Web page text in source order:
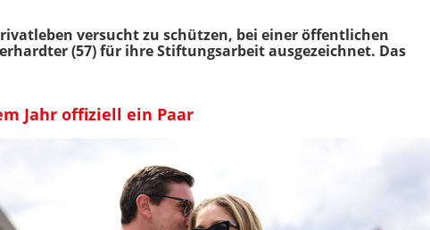
versucht zu schützen, bei einer öffentlichen
(57) für ihre Stiftungsarbeit ausgezeichnet. Das
Jahr offiziell ein Paar